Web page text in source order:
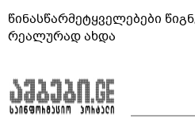
წინასწარმეტყველებები
რეალურად ახდა